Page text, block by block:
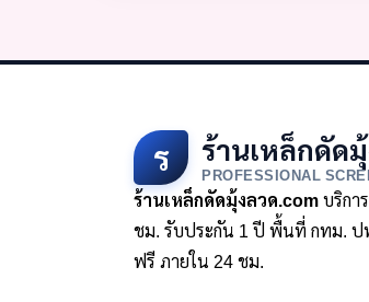
ร ร้านเหล็กดัด
PROFESSIONAL
ร้านเหล็กดัดมุ้งลวด.comบริกา
ชม. รับประกัน 1 ปี พื้นที่ กทม. ป
ฟรี ภายใน 24 ชม.